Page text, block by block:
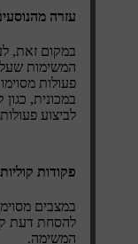
עזרה
במקום זאת,
המשימות
פעולות
במכונית,
לביצוע
פקודות קוליות
במצבים
להסחת דעת
המשימה.